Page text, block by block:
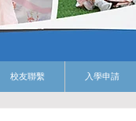
校友聯繫 入學申請